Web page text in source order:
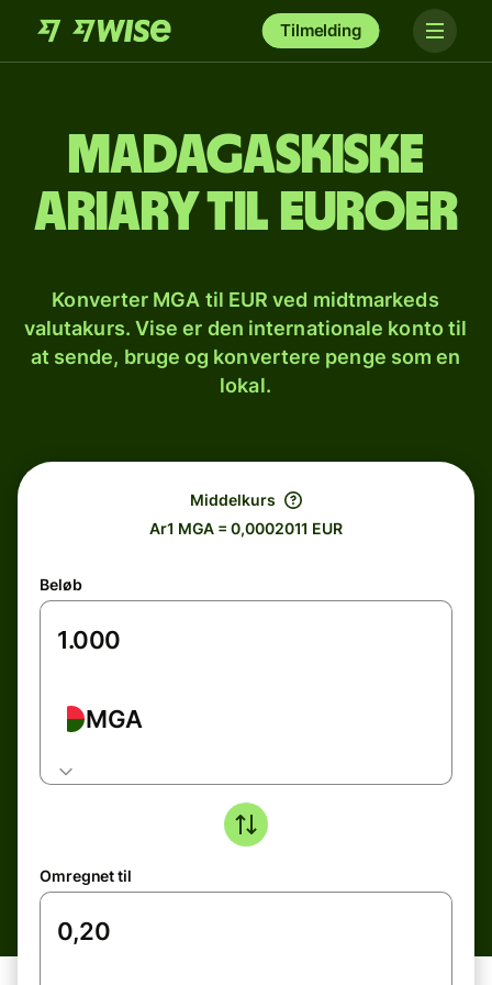
Tilmelding
Madagaskiske
ariary til euroer
Konverter MGA til EUR ved midtmarkeds
valutakurs. Vise er den internationale konto til
at sende, bruge og konvertere penge som en
lokal.
Middelkurs
Ar1 MGA = 0,0002011 EUR
Beløb
MGA
Omregnet til